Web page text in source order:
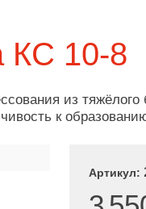
КС 10-8
Артикул:
из
к